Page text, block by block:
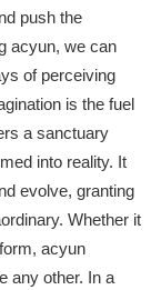
push the
acyun, we can
of perceiving
is the fuel
a sanctuary
into reality. It
evolve, granting
Whether it
acyun
any other. In a